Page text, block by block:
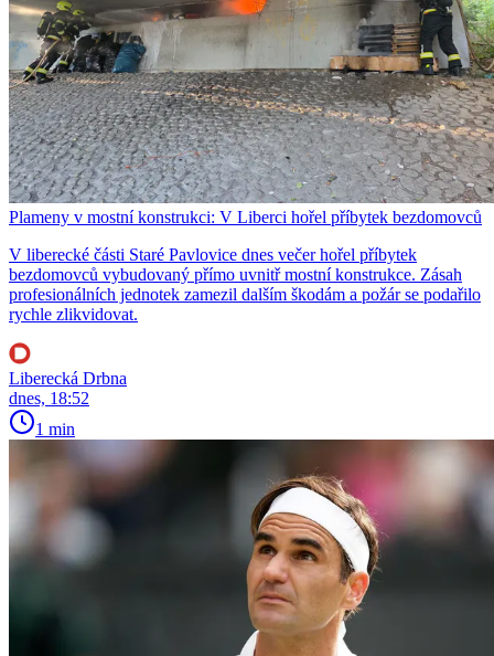
Plameny v mostní konstrukci: V Liberci hořel příbytek bezdomovců
V liberecké části Staré Pavlovice dnes večer hořel příbytek
bezdomovců vybudovaný přímo uvnitř mostní konstrukce. Zásah
profesionálních jednotek zamezil dalším škodám a požár se podařilo
rychle zlikvidovat.
Liberecká Drbna
dnes, 18:52
1 min